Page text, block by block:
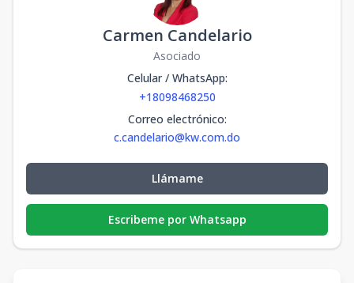
Carmen Candelario
Asociado
Celular / WhatsApp:
+18098468250
Correo electrónico:
c.candelario@kw.com.do
Llámame
Escribeme por Whatsapp